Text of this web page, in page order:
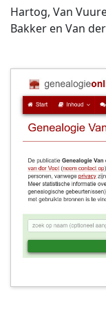
Hartog, Van
Bakker en Van